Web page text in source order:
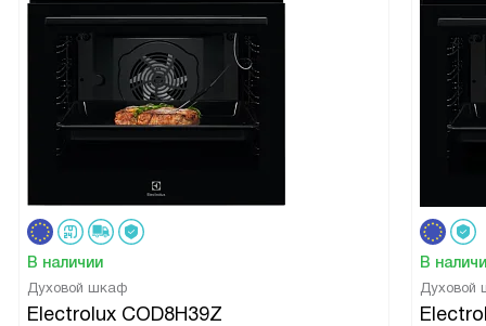
В наличии
Духовой шкаф
Electrolux COD8H39Z
В
Духовой